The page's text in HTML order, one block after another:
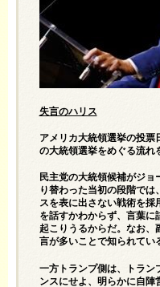
失言のハリス
アメリカ大統領選挙の投票
の大統領選挙をめぐる流れ
民主党の大統領候補がジョ
り替わった当初の段階では
スを表に出さない戦術を採
を話すかわからず、言葉に
起こりうるからだ。なお、
言が多いことで知られてい
一方トランプ側は、トラン
ンスにせよ、明らかに自陣